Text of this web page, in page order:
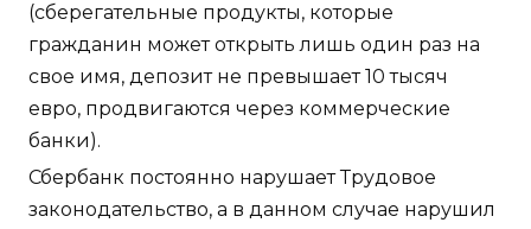
(сберегательные продукты, которые
гражданин может открыть лишь один раз на
свое имя, депозит не превышает 10 тысяч
евро, продвигаются через коммерческие
банки).
Сбербанк постоянно нарушает Трудовое
законодательство, а в данном случае нарушил